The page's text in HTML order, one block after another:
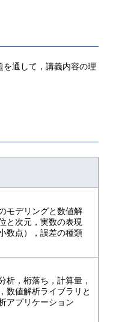
通して，講義内容の理
モデリングと数値解
と次元，実数の表現
数点），誤差の種類
析，桁落ち，計算量，
数値解析ライブラリと
アプリケーション